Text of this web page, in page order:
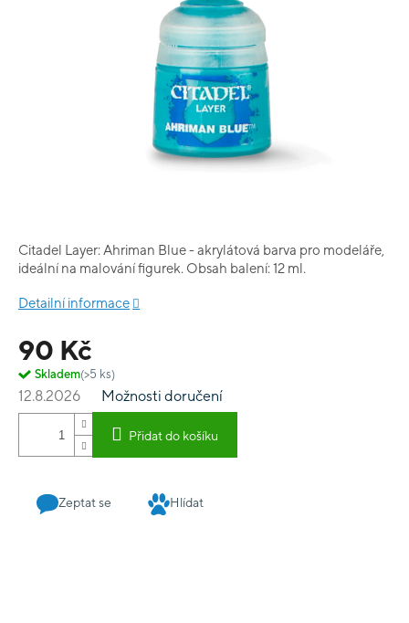
90 Kč
Skladem(>5 ks)
12.8.2026 Možnosti doručení
Přidat do košíku
Citadel Layer: Ahriman Blue - akrylátová barva pro modeláře,
ideální na malování figurek. Obsah balení: 12 ml.
Detailní informace
Zeptat se Hlídat